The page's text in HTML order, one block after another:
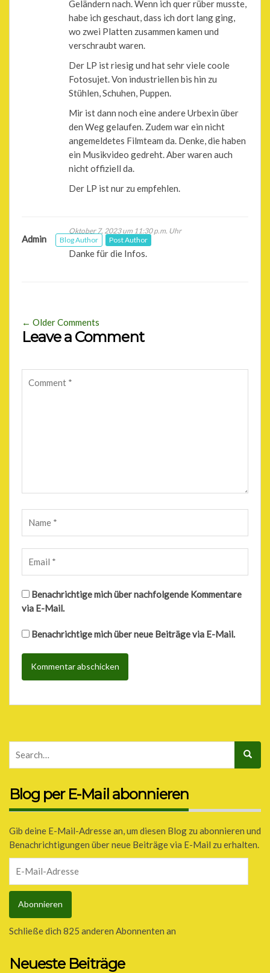
Geländern nach. Wenn ich quer rüber musste,
habe ich geschaut, dass ich dort lang ging,
wo zwei Platten zusammen kamen und
verschraubt waren.
Der LP ist riesig und hat sehr viele coole
Fotosujet. Von industriellen bis hin zu
Stühlen, Schuhen, Puppen.
Mir ist dann noch eine andere Urbexin über
den Weg gelaufen. Zudem war ein nicht
angemeldetes Filmteam da. Denke, die haben
ein Musikvideo gedreht. Aber waren auch
nicht offiziell da.
Der LP ist nur zu empfehlen.
Blog Author Post Author
Admin
Oktober 7, 2023 um 11:30 p.m. Uhr
Danke für die Infos.
← Older Comments
Leave a Comment
Benachrichtige mich über nachfolgende Kommentare
via E-Mail.
Benachrichtige mich über neue Beiträge via E-Mail.
Blog per E-Mail abonnieren
Gib deine E-Mail-Adresse an, um diesen Blog zu abonnieren und
Benachrichtigungen über neue Beiträge via E-Mail zu erhalten.
Mail-
Adresse
Abonnieren
Schließe dich 825 anderen Abonnenten an
Neueste Beiträge